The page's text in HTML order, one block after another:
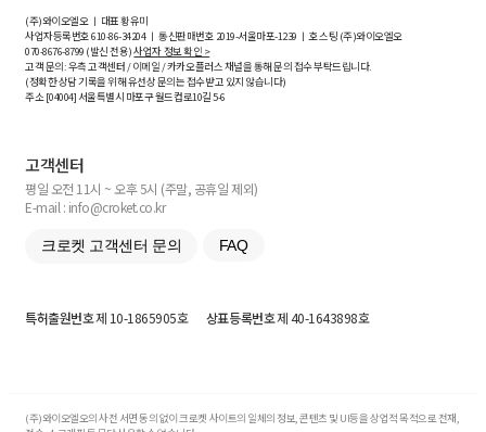
(주)와이오엘오 ㅣ 대표 황유미
사업자등록번호610-86-34204ㅣ 통신판매번호 2019-서울마포-1239 ㅣ 호스팅 (주)와이오엘오
070-8676-8799 (발신 전용)사업자 정보 확인 >
고객 문의: 우측 고객센터 / 이메일 / 카카오플러스 채널을 통해 문의 접수 부탁드립니다.
(정확한 상담 기록을 위해 유선상 문의는 접수받고 있지 않습니다)
주소 [04004] 서울특별시 마포구 월드컵로10길5-6
고객센터
평일 오전 11시 ~ 오후 5시 (주말, 공휴일 제외)
E-mail : info@croket.co.kr
크로켓 고객센터 문의 FAQ
특허출원번호제 10-1865905호 상표등록번호제 40-1643898호
(주)와이오엘오의 사전 서면 동의 없이 크로켓 사이트의 일체의 정보, 콘텐츠 및 UI등을 상업적 목적으로 전재,